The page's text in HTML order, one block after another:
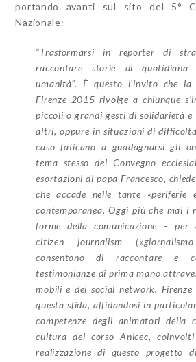
portando avanti sul sito del 5°
Nazionale:
“Trasformarsi in reporter di
raccontare storie di quotidiana
umanità”. È questo l’invito che
Firenze 2015 rivolge a chiunque
piccoli o grandi gesti di solidarietà
altri, oppure in situazioni di
caso faticano a guadagnarsi gli
tema stesso del Convegno
esortazioni di papa Francesco,
che accade nelle tante «periferie
contemporanea. Oggi più che mai i
forme della comunicazione – per
citizen journalism
consentono di raccontare e
testimonianze di prima mano
mobili e dei social network.
questa sfida, affidandosi in
competenze degli animatori della
cultura del corso Anicec,
realizzazione di questo progetto